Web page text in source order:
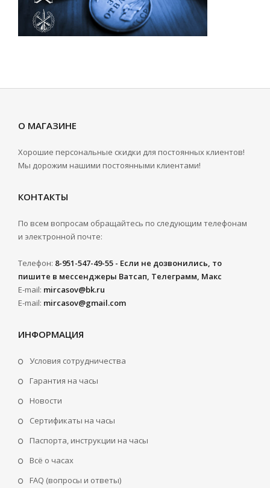
О МАГАЗИНЕ
Хорошие персональные скидки для постоянных клиентов!
Мы дорожим нашими постоянными клиентами!
КОНТАКТЫ
По всем вопросам обращайтесь по следующим телефонам
и электронной почте:
Телефон: 8-951-547-49-55 - Если не дозвонились, то
пишите в мессенджеры Ватсап, Телеграмм, Макс
E-mail: mircasov@bk.ru
E-mail: mircasov@gmail.com
ИНФОРМАЦИЯ
Условия сотрудничества
Гарантия на часы
Новости
Сертификаты на часы
Паспорта, инструкции на часы
Всё о часах
FAQ (вопросы и ответы)